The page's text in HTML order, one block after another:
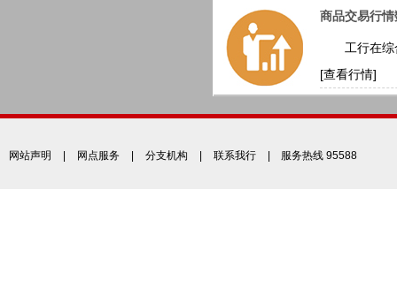
商品交易行情
工行在综合
[查看行情]
网站声明 网点服务 分支机构 联系我行 | 服务热线 95588